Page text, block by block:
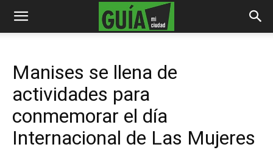
Manises se llena de
actividades para
conmemorar el día
Internacional de Las Mujeres